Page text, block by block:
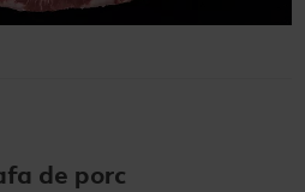
de porc